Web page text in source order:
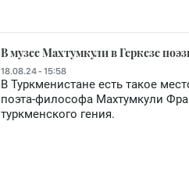
В музее Махтумкули в Геркезе
18.08.24 - 15:58
В Туркменистане есть такое
поэта-философа Махтумкули
туркменского гения.